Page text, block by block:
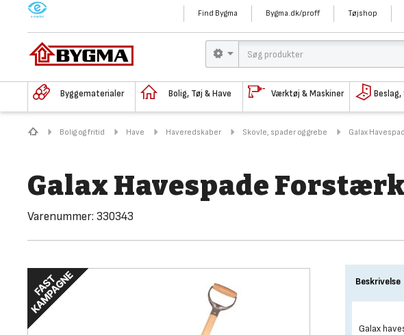
M Find Bygma Bygma.dk/proff Tøjshop
Byggematerialer Bolig, Tøj & Have Værktøj & Maskiner Beslag,
Bolig og fritid Have Haveredskaber Skovle, spader og grebe Galax
Galax Havespade
Varenummer: 330343
Beskrivelse
Galax